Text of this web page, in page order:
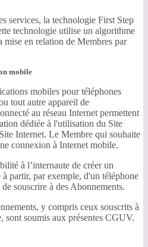
services, la technologie First Step
technologie utilise un algorithme
en relation de Membres par
mobile
mobiles pour téléphones
tout autre appareil de
au réseau Internet permettent
dédiée à l'utilisation du Site
Internet. Le Membre qui souhaite
connexion à Internet mobile.
à l’internaute de créer un
partir, par exemple, d'un téléphone
souscrire à des Abonnements.
y compris ceux souscrits à
sont soumis aux présentes CGUV.